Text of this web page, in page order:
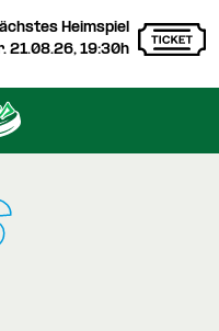
Heimspiel
21.08.26, 19:30h